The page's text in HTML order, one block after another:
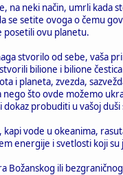
na neki način, umrli kada
se setite ovoga o čemu
posetili ovu planetu.
stvorilo od sebe, vaša
bilione i bilione
i planeta, zvezda,
što ovde možemo
probuditi u vašoj duši
vode u okeanima,
energije i svetlosti koji su
Božanskog ili